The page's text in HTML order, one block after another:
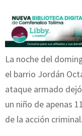
La noche del
el barrio Jordán
ataque armado
un niño de apenas
de la acción criminal.